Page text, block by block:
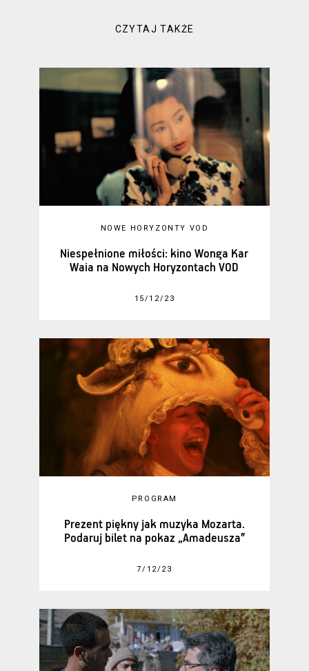
CZYTAJ TAKŻE
NOWE HORYZONTY VOD
Niespełnione miłości: kino Wonga Kar
Waia na Nowych Horyzontach VOD
15/12/23
PROGRAM
Prezent piękny jak muzyka Mozarta.
Podaruj bilet na pokaz „Amadeusza”
7/12/23